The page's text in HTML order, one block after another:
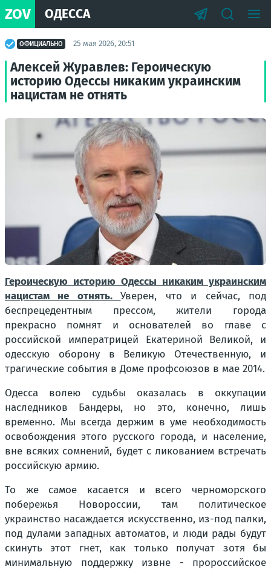
ZOV ОДЕССА
ОФИЦИАЛЬНО 25 мая 2026, 20:51
Алексей Журавлев: Героическую
историю Одессы никаким украинским
нацистам не отнять
Героическую историю Одессы никаким украинским
нацистам не отнять.Уверен, что и сейчас, под
беспрецедентным прессом, жители города
прекрасно помнят и основателей во главе с
российской императрицей Екатериной Великой, и
одесскую оборону в Великую Отечественную, и
трагические события в Доме профсоюзов в мае 2014.
Одесса волею судьбы оказалась в оккупации
наследников Бандеры, но это, конечно, лишь
временно. Мы всегда держим в уме необходимость
освобождения этого русского города, и население,
вне всяких сомнений, будет с ликованием встречать
российскую армию.
То же самое касается и всего черноморского
побережья Новороссии, там политическое
украинство насаждается искусственно, из-под палки,
под дулами западных автоматов, и люди рады будут
скинуть этот гнет, как только получат зотя бы
минимальную поддержку извне - пророссийское